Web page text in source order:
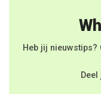
Heb jij